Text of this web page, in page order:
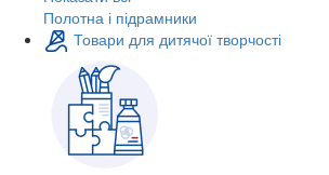
Полотна і підрамники
Товари для дитячої творчості